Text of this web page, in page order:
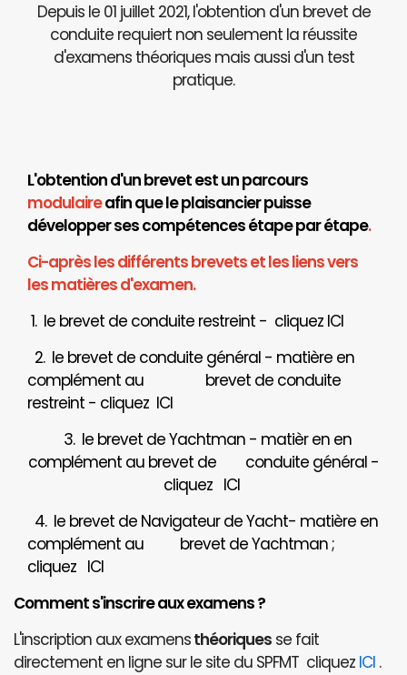
Depuis le 01 juillet 2021, l'obtention d'un brevet de
conduite requiert non seulement la réussite
d'examens théoriques mais aussi d'un test
pratique.
L'obtention d'un brevet est un parcours
modulaireafin que le plaisancier puisse
développer ses compétences étape par étape.
Ci-après les différents brevets et les liens vers
les matières d'examen.
1. le brevet de conduite restreint - cliquez ICI
2. le brevet de conduite général - matière en
complément au brevet de conduite
restreint - cliquez ICI
3. le brevet de Yachtman - matièr en en
complément au brevet de
conduite général -
cliquez ICI
4. le brevet de Navigateur de Yacht- matière en
complément au brevet de Yachtman ;
cliquez ICI
Comment s'inscrire aux examens ?
L'inscription aux examensthéoriques se fait
directement en ligne sur le site du SPFMT cliquez ICI .